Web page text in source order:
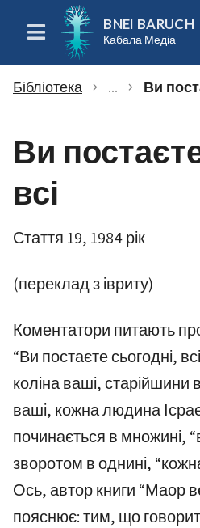
BNEI BARUCH
Кабала Медіа
Бібліотека chevron_right ... chevron_right Ви
Ви
всі
Стаття 19, 1984 рік
(переклад з івриту)
Коментатори питають
“Ви постаєте сьогодні,
коліна ваші, старійшини
ваші, кожна людина
починається в множині,
зворотом в однині,
Ось, автор книги “Маор
пояснює: тим, що